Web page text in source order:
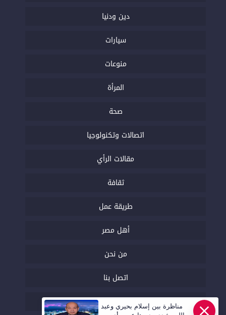
دين ودنيا
سيارات
منوعات
المرأة
صحة
اتصالات وتكنولوجيا
مقالات الرأي
ثقافة
طريقة عمل
أهل مصر
من نحن
اتصل بنا
السياسة التحريرية
مناظرة بين إسلام بحيري وعبد